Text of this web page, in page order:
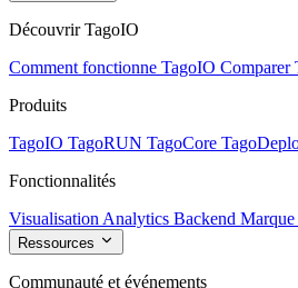
Découvrir TagoIO
Comment fonctionne TagoIO Comparer
Produits
TagoIO TagoRUN TagoCore
Fonctionnalités
Visualisation Analytics Backend Marque
Ressources
Communauté et événements